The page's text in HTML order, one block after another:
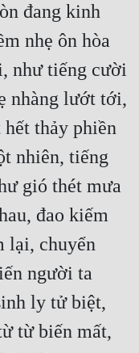
đang kinh
nhẹ ôn hòa
như tiếng cười
nhàng lướt tới,
thảy phiền
nhiên, tiếng
gió thét mưa
đao kiếm
lại, chuyển
người ta
ly tử biệt,
từ biến mất,